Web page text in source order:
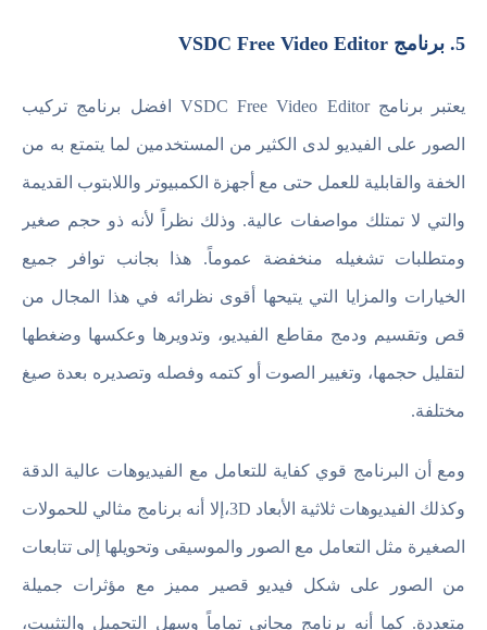
5. برنامج VSDC Free Video Editor
يعتبر برنامج VSDC Free Video Editor افضل برنامج تركيب
الصور على الفيديو لدى الكثير من المستخدمين لما يتمتع به من
الخفة والقابلية للعمل حتى مع أجهزة الكمبيوتر واللابتوب القديمة
والتي لا تمتلك مواصفات عالية. وذلك نظراً لأنه ذو حجم صغير
ومتطلبات تشغيله منخفضة عموماً. هذا بجانب توافر جميع
الخيارات والمزايا التي يتيحها أقوى نظرائه في هذا المجال من
قص وتقسيم ودمج مقاطع الفيديو، وتدويرها وعكسها وضغطها
لتقليل حجمها، وتغيير الصوت أو كتمه وفصله وتصديره بعدة صيغ
مختلفة.
ومع أن البرنامج قوي كفاية للتعامل مع الفيديوهات عالية الدقة
وكذلك الفيديوهات ثلاثية الأبعاد 3D،إلا أنه برنامج مثالي للحمولات
الصغيرة مثل التعامل مع الصور والموسيقى وتحويلها إلى تتابعات
من الصور على شكل فيديو قصير مميز مع مؤثرات جميلة
متعددة. كما أنه برنامج مجاني تماماً وسهل التحميل والتثبيت،